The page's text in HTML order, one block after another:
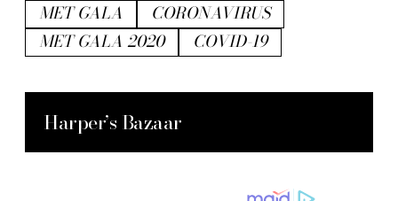
MET GALA
CORONAVIRUS
MET GALA 2020
COVID-19
Harper’s Bazaar